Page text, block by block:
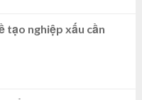
tạo nghiệp xấu cần